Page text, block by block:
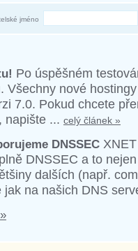
jméno
Po úspěšném
Všechny nové
7.0. Pokud chcete
napište ... celý článek »
DNSSEC
DNSSEC a to
dalších (např.
jak na našich DNS